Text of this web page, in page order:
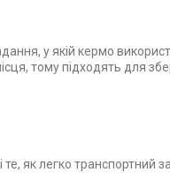
у якій кермо
тому підходять для
як легко транспортний